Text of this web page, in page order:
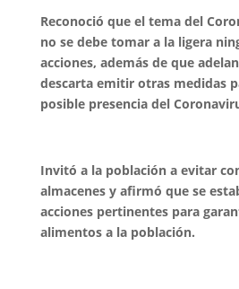
Reconoció que el tema del
no se debe tomar a la ligera
acciones, además de que
descarta emitir otras medidas
posible presencia del
Invitó a la población a evitar
almacenes y afirmó que se
acciones pertinentes para
alimentos a la población.